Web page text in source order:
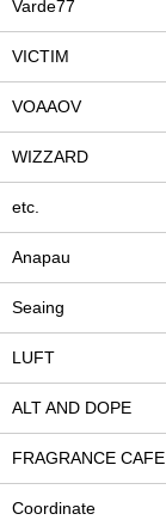
Varde77
VICTIM
VOAAOV
WIZZARD
etc.
Anapau
Seaing
LUFT
ALT AND DOPE
FRAGRANCE CAFE
Coordinate